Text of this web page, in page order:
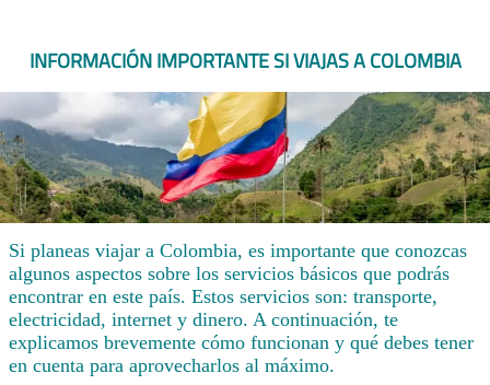
INFORMACIÓN IMPORTANTE SI VIAJAS A COLOMBIA
Si planeas viajar a Colombia, es importante que conozcas
algunos aspectos sobre los servicios básicos que podrás
encontrar en este país. Estos servicios son: transporte,
electricidad, internet y dinero. A continuación, te
explicamos brevemente cómo funcionan y qué debes tener
en cuenta para aprovecharlos al máximo.